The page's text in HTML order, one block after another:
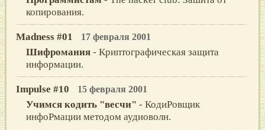
копирования.
Madness #01 17 февраля 2001
Шифромания - Криптографическая защита
информации.
Impulse #10 15 февраля 2001
Учимся кoдить "весчи" - КодиРовщик
инфоРмации методом аудиоволн.